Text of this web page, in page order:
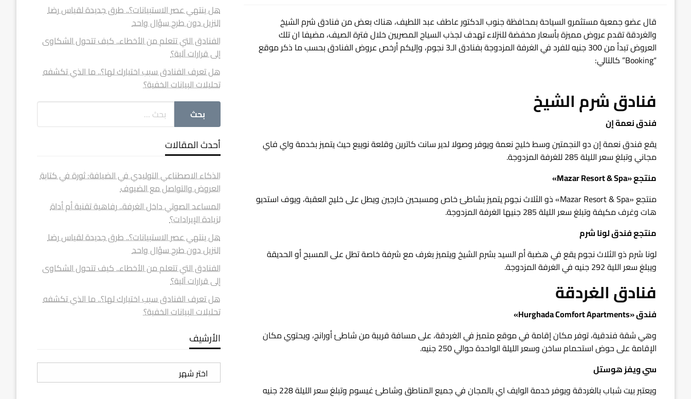
قال عضو جمعية مستثمرو السياحة بمحافظة جنوب الدكتور عاطف عبد اللطيف، هناك بعض من فنادق شرم الشيخ
والغردقة تقدم عروض مميزة بأسعار مخفضة للنزلاء تهدف لجذب السياح المصريين خلال فترة الصيف، مضيفا ان تلك
العروض تبدأ من 300 جنيه للفرد في الغرفة المزدوجة بفنادق الـ3 نجوم، وإليكم أرخص عروض الفنادق بحسب ما ذكر موقع
“Booking” كالتالي:
فنادق شرم الشيخ
فندق نعمة إن
يقع فندق نعمة إن دو النجمتين وسط خليج نعمة ويوفر وصولا لدير سانت كاترين وقلعة نويبع حيث يتميز بخدمة واي فاي
مجاني وتبلغ سعر الليلة 285 للغرفة المزدوجة.
منتجع «Mazar Resort & Spa»
منتجع «Mazar Resort & Spa» ذو الثلاث نجوم يتميز بشاطئ خاص ومسبحين خارجين ويطل على خليج العقبة، ويوف استديو
هات وغرف مكيفة وتبلغ سعر الليلة 285 جنيها الغرفة المزدوجة.
منتجع فندق لونا شرم
لونا شرم ذو الثلاث نجوم يقع في هضبة أم السيد بشرم الشيخ ويتميز بغرف مع شرفة خاصة تطل على المسبح أو الحديقة
ويبلغ سعر اللية 292 جنيه في الغرفة المزدوجة.
فنادق الغردقة
فندق «Hurghada Comfort Apartments»
وهي شقة فندقية، توفر مكان إقامة في موقع متميز في الغردقة، على مسافة قريبة من شاطئ أورانج، ويحتوي مكان
الإقامة على حوض استحمام ساخن وسعر الليلة الواحدة حوالي 250 جنيه.
سي ويفز هوستل
ويعتبر بيت شباب بالغردقة ويوفر خدمة الوايف اي بالمجان في جميع المناطق وشاطئ غيسوم وتبلغ سعر الليلة 228 جنيه
هل ينتهي عصر الاستبيانات؟.. طرق جديدة لقياس رضا
النزيل دون طرح سؤال واحد
الفنادق التي تتعلم من الأخطاء.. كيف تتحول الشكاوى
إلى قرارات آلية؟
هل تعرف الفنادق سبب اختيارك لها؟.. ما الذي تكشفه
تحليلات البيانات الخفية؟
أحدث المقالات
الذكاء الاصطناعي التوليدي في الضيافة: ثورة في كتابة
العروض والتواصل مع الضيوف
المساعد الصوتي داخل الغرفة.. رفاهية تقنية أم أداة
لزيادة الإيرادات؟
هل ينتهي عصر الاستبيانات؟.. طرق جديدة لقياس رضا
النزيل دون طرح سؤال واحد
الفنادق التي تتعلم من الأخطاء.. كيف تتحول الشكاوى
إلى قرارات آلية؟
هل تعرف الفنادق سبب اختيارك لها؟.. ما الذي تكشفه
تحليلات البيانات الخفية؟
الأرشيف
الأرشيف